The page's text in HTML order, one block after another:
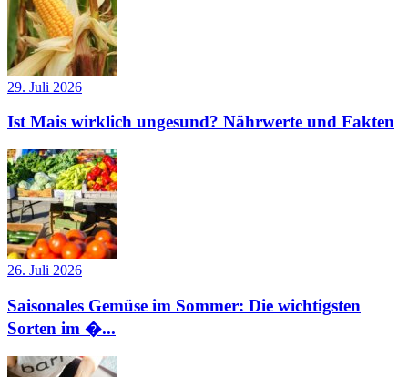
29. Juli 2026
Ist Mais wirklich ungesund? Nährwerte und Fakten
26. Juli 2026
Saisonales Gemüse im Sommer: Die wichtigsten
Sorten im �...